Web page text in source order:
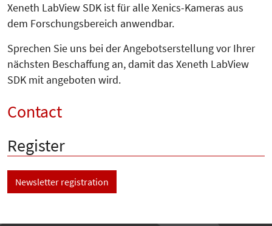
Xeneth LabView SDK ist für alle Xenics-Kameras aus
dem Forschungsbereich anwendbar.
Sprechen Sie uns bei der Angebotserstellung vor Ihrer
nächsten Beschaffung an, damit das Xeneth LabView
SDK mit angeboten wird.
Contact
Register
Newsletter registration